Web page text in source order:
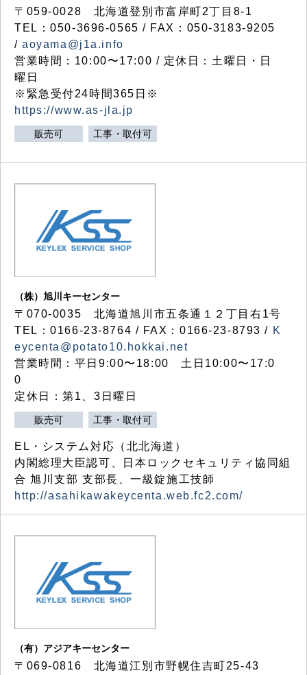
〒 059-0028 北海道登別市富岸町2丁目 8-1
TEL：050-3696-0565 / FAX：050-3183-9205
/aoyama@j1a.info
営業時間：10:00〜17:00 / 定休日：土曜日・日
曜日
※緊急受付24時間365日※
https://www.as-jla.jp
販売可 工事・取付可
（株）旭川キーセンター
〒070-0035 北海道旭川市五条通１２丁目右1号
TEL：0166-23-8764 / FAX：0166-23-8793 / K
eycenta@potato10.hokkai.net
営業時間：平日9:00〜18:00 土日10:00〜17:0
0
定休日：第1、3日曜日
販売可 工事・取付可
EL・システム対応（北北海道）
内閣総理大臣認可、日本ロックセキュリティ協同組
合 旭川支部 支部長、一級錠施工技師
http://asahikawakeycenta.web.fc2.com/
（有）アジアキーセンター
〒069-0816 北海道江別市野幌住吉町25-43